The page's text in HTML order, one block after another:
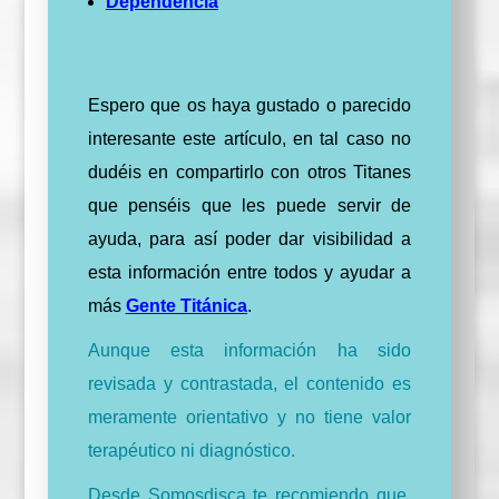
Espero que os haya gustado o parecido
interesante este artículo, en tal caso no
dudéis en compartirlo con otros Titanes
que penséis que les puede servir de
ayuda, para así poder dar visibilidad a
esta información entre todos y ayudar a
más Gente Titánica.
Aunque esta información ha sido
revisada y contrastada, el contenido es
meramente orientativo y no tiene valor
terapéutico ni diagnóstico.
Desde Somosdisca te recomiendo que,